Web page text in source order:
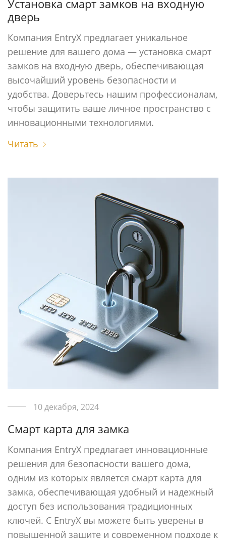
Установка смарт замков на входную
дверь
Компания EntryX предлагает уникальное
решение для вашего дома — установка смарт
замков на входную дверь, обеспечивающая
высочайший уровень безопасности и
удобства. Доверьтесь нашим профессионалам,
чтобы защитить ваше личное пространство с
инновационными технологиями.
Читать
10 декабря, 2024
Смарт карта для замка
Компания EntryX предлагает инновационные
решения для безопасности вашего дома,
одним из которых является смарт карта для
замка, обеспечивающая удобный и надежный
доступ без использования традиционных
ключей. С EntryX вы можете быть уверены в
повышенной защите и современном подходе к